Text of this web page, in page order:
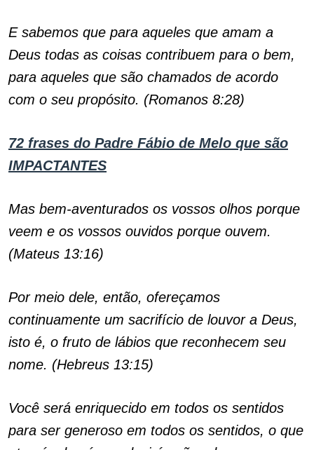
E sabemos que para aqueles que amam a
Deus todas as coisas contribuem para o bem,
para aqueles que são chamados de acordo
com o seu propósito. (Romanos 8:28)
72 frases do Padre Fábio de Melo que são
IMPACTANTES
Mas bem-aventurados os vossos olhos porque
veem e os vossos ouvidos porque ouvem.
(Mateus 13:16)
Por meio dele, então, ofereçamos
continuamente um sacrifício de louvor a Deus,
isto é, o fruto de lábios que reconhecem seu
nome. (Hebreus 13:15)
Você será enriquecido em todos os sentidos
para ser generoso em todos os sentidos, o que